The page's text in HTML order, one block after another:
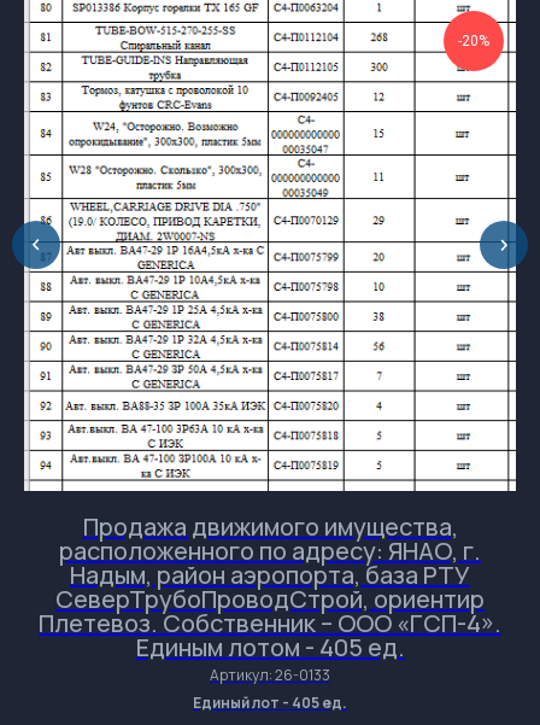
-20%
Продажа движимого имущества,
расположенного по адресу: ЯНАО, г.
Надым, район аэропорта, база РТУ
СеверТрубоПроводСтрой, ориентир
Плетевоз. Собственник – ООО «ГСП-4».
Единым лотом - 405 ед.
Артикул:26-0133
Единый лот - 405 ед.
docs-buy@GSPROM.RU
196084, Россия, Санкт-Петербург, ул.
Ташкентская, дом 3, корп. 3, лит. Б
+7 (812) 655-08-08 доб. 2811
+7 (952) 741-45-45
Обращаем Ваше
внимание на разницу во
времени.
и
и